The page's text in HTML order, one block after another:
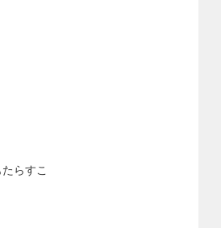
らすこ